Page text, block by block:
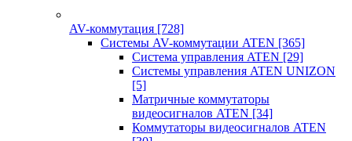
AV-коммутация [728]
Системы AV-коммутации ATEN [365]
Система управления ATEN [29]
Системы управления ATEN UNIZON
[5]
Матричные коммутаторы
видеосигналов ATEN [34]
Коммутаторы видеосигналов ATEN